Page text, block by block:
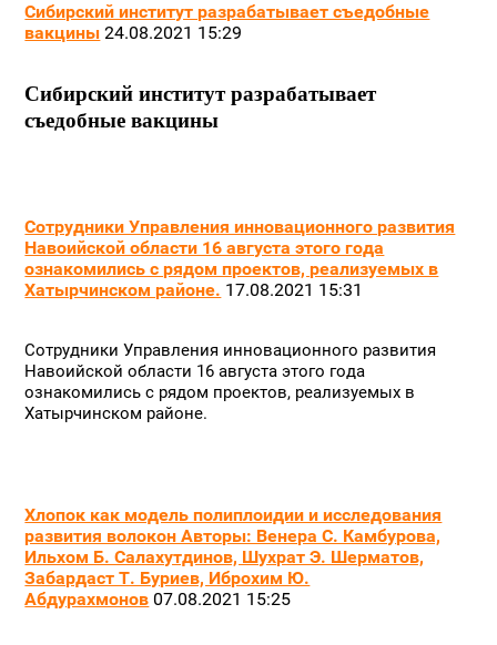
Сибирский институт разрабатывает съедобные
вакцины 24.08.2021 15:29
Сибирский институт разрабатывает
съедобные вакцины
Сотрудники Управления инновационного развития
Навоийской области 16 августа этого года
ознакомились с рядом проектов, реализуемых в
Хатырчинском районе. 17.08.2021 15:31
Сотрудники Управления инновационного развития
Навоийской области 16 августа этого года
ознакомились с рядом проектов, реализуемых в
Хатырчинском районе.
Хлопок как модель полиплоидии и исследования
развития волокон Авторы: Венера С. Камбурова,
Ильхом Б. Салахутдинов, Шухрат Э. Шерматов,
Забардаст Т. Буриев, Иброхим Ю.
Абдурахмонов 07.08.2021 15:25